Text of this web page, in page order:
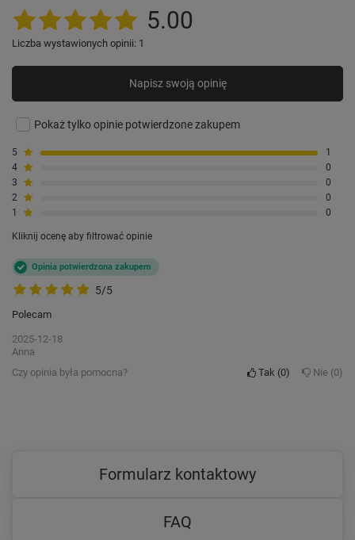
5.00
Liczba wystawionych opinii: 1
Napisz swoją opinię
Pokaż tylko opinie potwierdzone zakupem
5
1
4
0
3
0
2
0
1
0
Kliknij ocenę aby filtrować opinie
5/5
Opinia potwierdzona zakupem
Polecam
2025-12-18
Anna
Czy opinia była pomocna?
Tak 0 Nie 0
Formularz kontaktowy
FAQ